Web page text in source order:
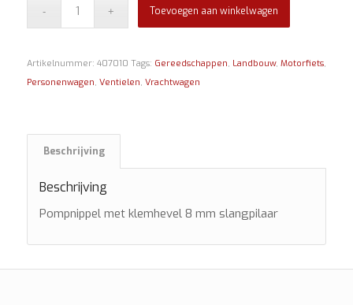
Toevoegen aan winkelwagen
Artikelnummer: 407010 Tags: Gereedschappen, Landbouw, Motorfiets,
Personenwagen, Ventielen, Vrachtwagen
Beschrijving
Beschrijving
Pompnippel met klemhevel 8 mm slangpilaar